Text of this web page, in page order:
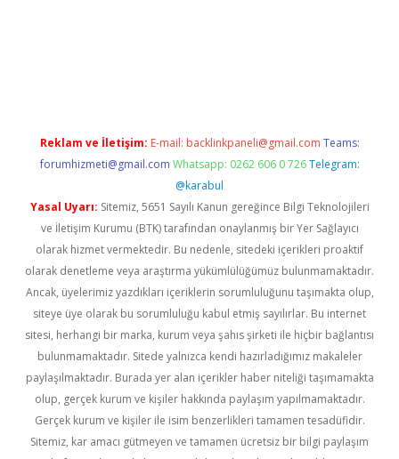
Reklam ve İletişim: E-mail: backlinkpaneli@gmail.com Teams:
forumhizmeti@gmail.com Whatsapp: 0262 606 0 726 Telegram:
@karabul
Yasal Uyarı: Sitemiz, 5651 Sayılı Kanun gereğince Bilgi Teknolojileri
ve İletişim Kurumu (BTK) tarafından onaylanmış bir Yer Sağlayıcı
olarak hizmet vermektedir. Bu nedenle, sitedeki içerikleri proaktif
olarak denetleme veya araştırma yükümlülüğümüz bulunmamaktadır.
Ancak, üyelerimiz yazdıkları içeriklerin sorumluluğunu taşımakta olup,
siteye üye olarak bu sorumluluğu kabul etmiş sayılırlar. Bu internet
sitesi, herhangi bir marka, kurum veya şahıs şirketi ile hiçbir bağlantısı
bulunmamaktadır. Sitede yalnızca kendi hazırladığımız makaleler
paylaşılmaktadır. Burada yer alan içerikler haber niteliği taşımamakta
olup, gerçek kurum ve kişiler hakkında paylaşım yapılmamaktadır.
Gerçek kurum ve kişiler ile isim benzerlikleri tamamen tesadüfidir.
Sitemiz, kar amacı gütmeyen ve tamamen ücretsiz bir bilgi paylaşım